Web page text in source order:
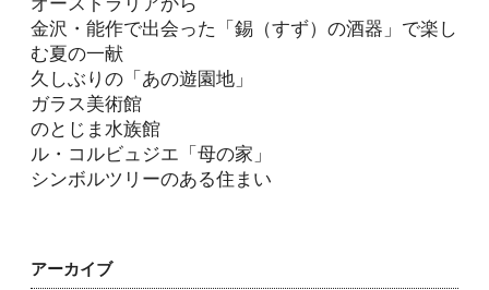
金沢・能作で出会った「錫（すず）の酒器」で楽し
む夏の一献
久しぶりの「あの遊園地」
ガラス美術館
のとじま水族館
ル・コルビュジエ「母の家」
シンボルツリーのある住まい
アーカイブ